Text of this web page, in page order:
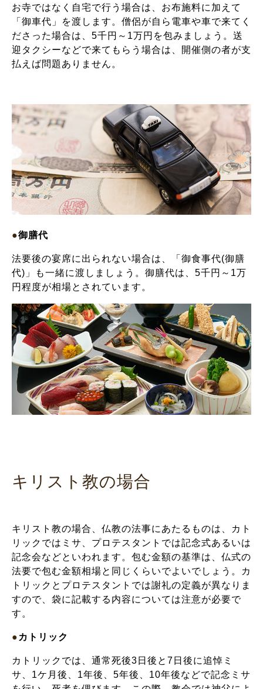
お寺ではなく自宅で行う場合は、お布施料に加えて
「御車代」を渡します。僧侶が自ら電車や車で来てく
ださった場合は、5千円～1万円を包みましょう。送
迎タクシーなどで来てもらう場合は、開催側の者が支
払えば問題ありません。
●御膳代
法要後の宴席に出られない場合は、「御食事代(御膳
代)」も一緒に渡しましょう。御膳代は、5千円～1万
円程度が相場とされています。
キリスト教の場合
キリスト教の場合、仏教の法事にあたるものは、カト
リックではミサ、プロテスタントでは記念式あるいは
記念会などといわれます。包む金額の基準は、仏式の
法要で包む金額相場と同じくらいでよいでしょう。カ
トリックとプロテスタントでは謝礼の定義が異なりま
すので、袋に記載する内容については注意が必要で
す。
● カトリック
カトリックでは、通常死後3日後と7日後に追悼ミ
サ、1ケ月後、1年後、5年後、10年後などで記念ミサ